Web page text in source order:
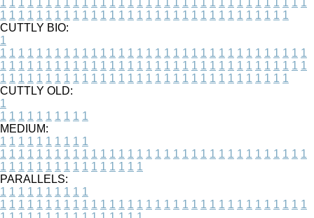
1 1 1 1 1 1 1 1 1 1 1 1 1 1 1 1 1 1 1 1 1 1 1 1 1 1 1 1 1 1 1 1
CUTTLY BIO:
1
1 1 1 1 1 1 1 1 1 1 1 1 1 1 1 1 1 1 1 1 1 1 1 1 1 1 1 1 1 1 1 1 1 1
1 1 1 1 1 1 1 1 1 1 1 1 1 1 1 1 1 1 1 1 1 1 1 1 1 1 1 1 1 1 1 1 1 1
1 1 1 1 1 1 1 1 1 1 1 1 1 1 1 1 1 1 1 1 1 1 1 1 1 1 1 1 1 1 1 1
CUTTLY OLD:
1
1 1 1 1 1 1 1 1 1 1
MEDIUM:
1 1 1 1 1 1 1 1 1 1
1 1 1 1 1 1 1 1 1 1 1 1 1 1 1 1 1 1 1 1 1 1 1 1 1 1 1 1 1 1 1 1 1 1
1 1 1 1 1 1 1 1 1 1 1 1 1 1 1 1
PARALLELS:
1 1 1 1 1 1 1 1 1 1
1 1 1 1 1 1 1 1 1 1 1 1 1 1 1 1 1 1 1 1 1 1 1 1 1 1 1 1 1 1 1 1 1 1